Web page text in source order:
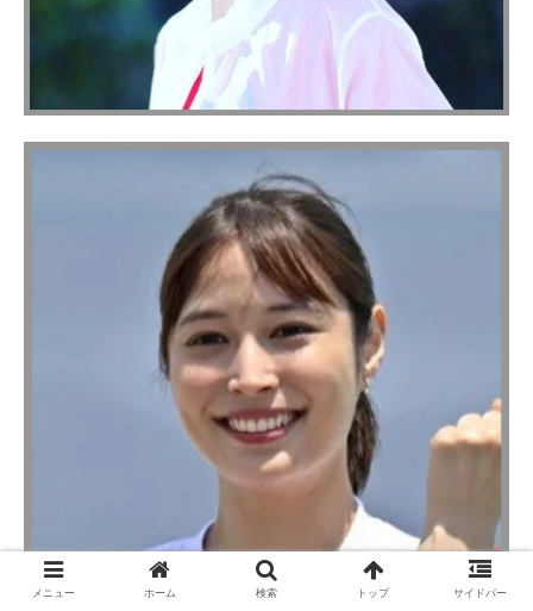
メニュー ホーム 検索 トップ サイドバー